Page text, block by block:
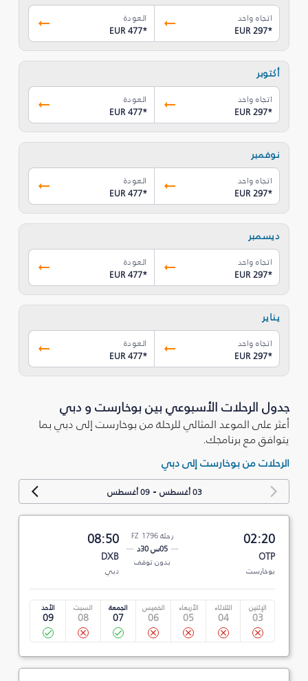
اتجاه واحد
EUR 297*
العودة
EUR 477*
أكتوبر
اتجاه واحد
EUR 297*
العودة
EUR 477*
نوفمبر
اتجاه واحد
EUR 297*
العودة
EUR 477*
ديسمبر
اتجاه واحد
EUR 297*
العودة
EUR 477*
يناير
اتجاه واحد
EUR 297*
العودة
EUR 477*
جدول الرحلات الأسبوعي بين بوخارست و دبي
أعثر على الموعد المثالي للرحلة من بوخارست إلى دبي بما
يتوافق مع برنامجك.
الرحلات من بوخارست إلى دبي
03 أغسطس -09 أغسطس
02:20
OTP
بوخارست
رحلة FZ 1796
05س 30د
بدون توقف
08:50
DXB
دبي
الإثنين
03
الثلاثاء
04
الأربعاء
05
الخميس
06
الجمعة
07
السبت
08
الأحد
09